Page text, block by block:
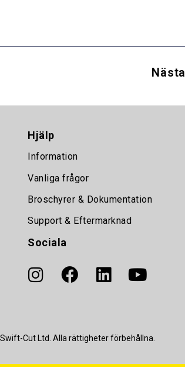
Nästa
Hjälp
Information
Vanliga frågor
Broschyrer & Dokumentation
Support & Eftermarknad
Sociala
Cut Ltd. Alla rättigheter förbehållna.